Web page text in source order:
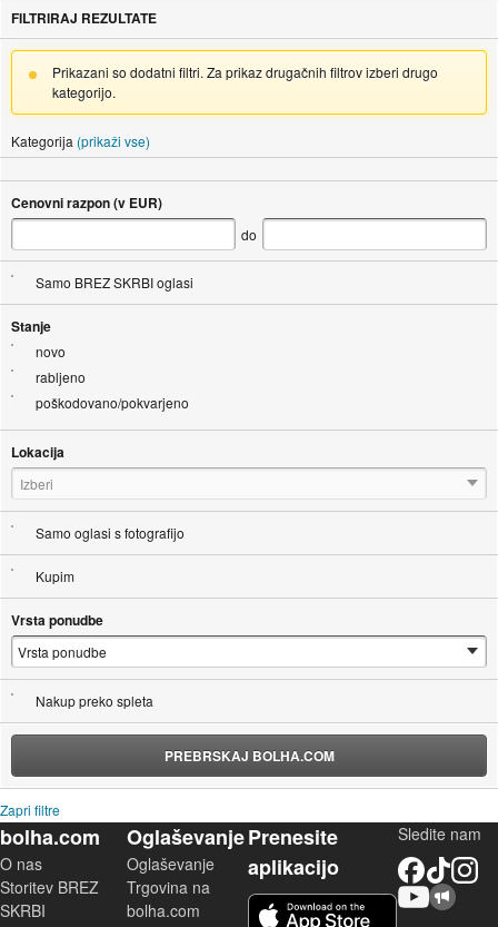
FILTRIRAJ REZULTATE
Prikazani so dodatni filtri. Za prikaz drugačnih filtrov izberi drugo
kategorijo.
Kategorija (prikaži vse)
Cenovni razpon (v EUR)
do
Samo BREZ SKRBI oglasi
Stanje
novo
rabljeno
poškodovano/pokvarjeno
Lokacija
Izberi
Samo oglasi s fotografijo
Kupim
Vrsta ponudbe
Nakup preko spleta
PREBRSKAJ BOLHA.COM
Zapri filtre
bolha.com
O nas
Storitev BREZ
SKRBI
Oglaševanje
Oglaševanje
Trgovina na
bolha.com
Prenesite
aplikacijo
Sledite nam